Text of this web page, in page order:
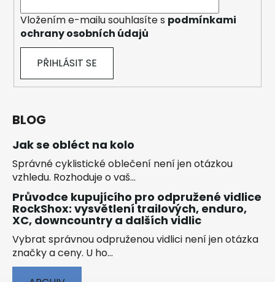
Vložením e-mailu souhlasíte s podmínkami
ochrany osobních údajů
PŘIHLÁSIT SE
BLOG
Jak se obléct na kolo
Správné cyklistické oblečení není jen otázkou
vzhledu. Rozhoduje o vaš...
Průvodce kupujícího pro odpružené vidlice
RockShox: vysvětlení trailových, enduro,
XC, downcountry a dalších vidlic
Vybrat správnou odpruženou vidlici není jen otázka
značky a ceny. U ho...